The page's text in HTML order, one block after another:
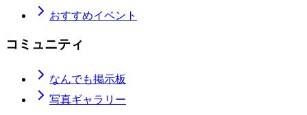
おすすめイベント
コミュニティ
なんでも掲示板
写真ギャラリー